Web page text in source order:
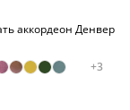
аккордеон Денвер
+3